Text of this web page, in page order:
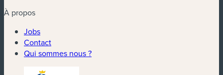
À propos
Jobs
Contact
Qui sommes nous ?